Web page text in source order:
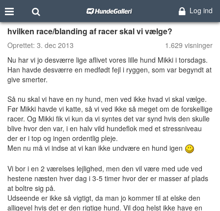
Log ind
hvilken race/blanding af racer skal vi vælge?
Oprettet: 3. dec 2013
1.629 visninger
Nu har vi jo desværre lige aflivet vores lille hund Mikki i torsdags.
Han havde desværre en medfødt fejl i ryggen, som var begyndt at
give smerter.
Så nu skal vi have en ny hund, men ved ikke hvad vi skal vælge.
Før Mikki havde vi katte, så vi ved ikke så meget om de forskellige
racer. Og Mikki fik vi kun da vi syntes det var synd hvis den skulle
blive hvor den var, i en halv vild hundeflok med et stressniveau
der er i top og ingen ordentlig pleje.
Men nu må vi indse at vi kan ikke undvære en hund igen
Vi bor i en 2 værelses lejlighed, men den vil være med ude ved
hestene næsten hver dag i 3-5 timer hvor der er masser af plads
at boltre sig på.
Udseende er ikke så vigtigt, da man jo kommer til at elske den
alligevel hvis det er den rigtige hund. Vil dog helst ikke have en